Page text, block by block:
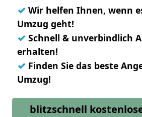
✓ Wir helfen Ihnen, wenn
Umzug geht!
✓ Schnell & unverbindlich
erhalten!
✓ Finden Sie das beste
Umzug!
blitzschnell